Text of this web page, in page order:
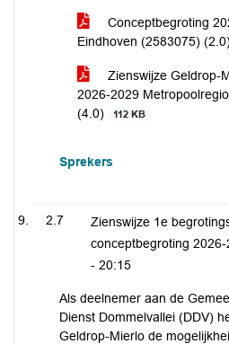
Conceptbegroting
Eindhoven (2583075)
Zienswijze Geldrop-
2026-2029
(4.0)
112 KB
Sprekers
2.7
Zienswijze 1e
conceptbegroting
- 20:15
Als deelnemer aan de
Dienst Dommelvallei (DDV)
Geldrop-Mierlo de